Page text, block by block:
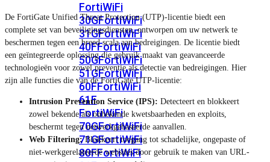
FortiWiFi
30GFortiWiFi
31GFortiWiFi
40FFortiWiFi
50GFortiWiFi
51GFortiWiFi
60FFortiWiFi
61F
FortiWiFi
70GFortiWiFi
71GFortiWiFi
80FFortiWiFi
De FortiGate Unified Threat Protection (UTP)-licentie biedt een
complete set van beveiligingsdiensten, ontworpen om uw netwerk te
beschermen tegen een breed scala aan bedreigingen. De licentie biedt
een geïntegreerde oplossing die gebruik maakt van geavanceerde
technologieën voor zowel preventie als detectie van bedreigingen. Hier
zijn alle functies die van de FortiGate UTP-licentie:
Intrusion Prevention Service (IPS): Detecteert en blokkeert
zowel bekende als onbekende kwetsbaarheden en exploits,
beschermt tegen netwerkgebaseerde aanvallen.
Web Filtering:Blokkeert toegang tot schadelijke, ongepaste of
niet-werkgerelateerde websites door gebruik te maken van URL-